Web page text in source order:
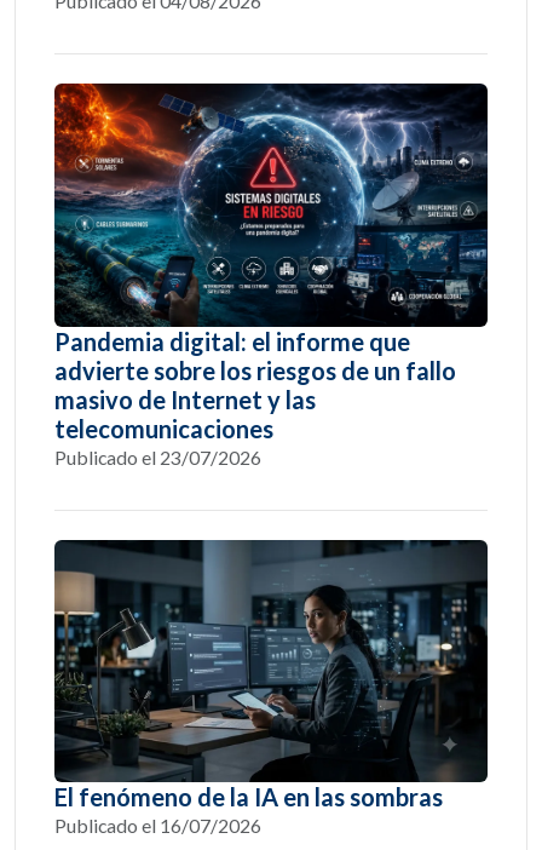
Pandemia digital: el informe que
advierte sobre los riesgos de un fallo
masivo de Internet y las
telecomunicaciones
Publicado el 23/07/2026
El fenómeno de la IA en las sombras
Publicado el 16/07/2026